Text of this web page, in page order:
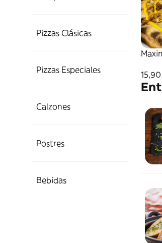
Pizzas Clásicas
Pizzas Especiales
Calzones
Postres
Bebidas